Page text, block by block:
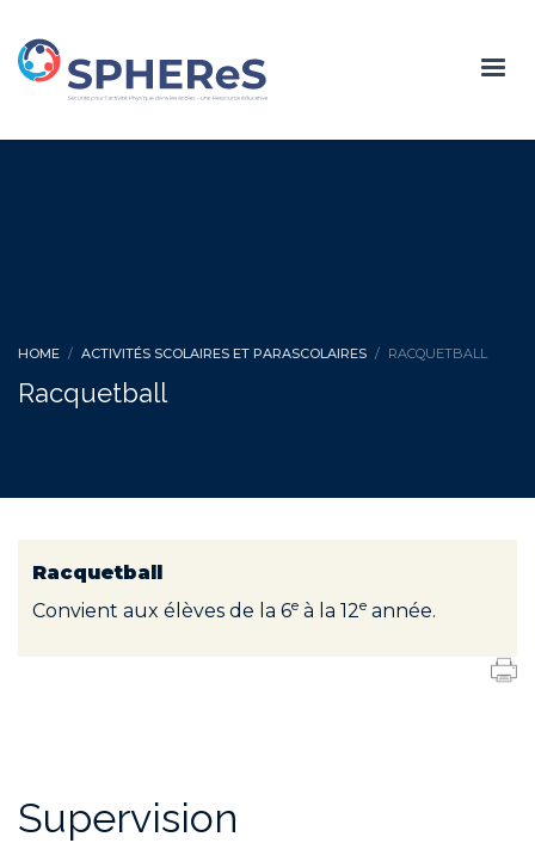
HOME ACTIVITÉS SCOLAIRES ET PARASCOLAIRES RACQUETBALL
Racquetball
Racquetball
Convient aux élèves de la 6e à la 12e année.
Supervision